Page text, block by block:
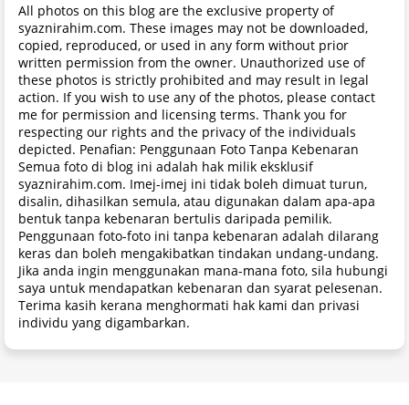
All photos on this blog are the exclusive property of
syaznirahim.com. These images may not be downloaded,
copied, reproduced, or used in any form without prior
written permission from the owner. Unauthorized use of
these photos is strictly prohibited and may result in legal
action. If you wish to use any of the photos, please contact
me for permission and licensing terms. Thank you for
respecting our rights and the privacy of the individuals
depicted. Penafian: Penggunaan Foto Tanpa Kebenaran
Semua foto di blog ini adalah hak milik eksklusif
syaznirahim.com. Imej-imej ini tidak boleh dimuat turun,
disalin, dihasilkan semula, atau digunakan dalam apa-apa
bentuk tanpa kebenaran bertulis daripada pemilik.
Penggunaan foto-foto ini tanpa kebenaran adalah dilarang
keras dan boleh mengakibatkan tindakan undang-undang.
Jika anda ingin menggunakan mana-mana foto, sila hubungi
saya untuk mendapatkan kebenaran dan syarat pelesenan.
Terima kasih kerana menghormati hak kami dan privasi
individu yang digambarkan.